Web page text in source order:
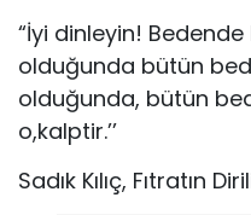
“İyi dinleyin!
ol­duğunda bütün
olduğunda, bütün
o,kalptir.’’
Sadık Kılıç, Fıtratın